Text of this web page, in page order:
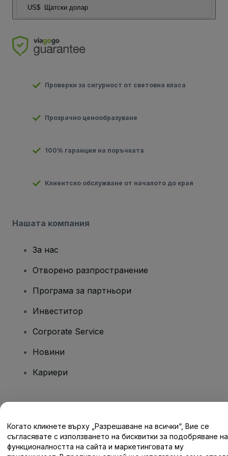
US$ Щатски долар
Проверки за сигурност от световна класа
Прозрачно ценообразуване
100% гаранция на поръчката
Клиентско обслужване от началото до края
Нашата компания
За нас
Отворено разпространение
Програма за партньори
Инвеститор
Corporate Service
Новини
Кариери
Помощен център / Свържете се с нас
Когато кликнете върху „Разрешаване на всички“, Вие се
съгласявате с използването на бисквитки за подобряване на
функционалността на сайта и маркетинговата му